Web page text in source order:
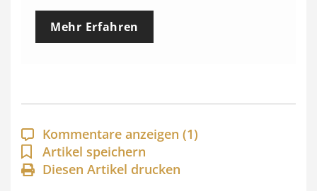
e
p
a
n
n
Mehr Erfahren
Kommentare anzeigen (1)
Artikel speichern
Diesen Artikel drucken